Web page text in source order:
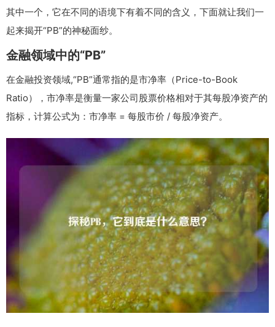
其中一个，它在不同的语境下有着不同的含义，下面就让我们一
起来揭开“PB”的神秘面纱。
金融领域中的“PB”
在金融投资领域,“PB”通常指的是市净率（Price-to-Book
Ratio），市净率是衡量一家公司股票价格相对于其每股净资产的
指标，计算公式为：市净率 = 每股市价 / 每股净资产。